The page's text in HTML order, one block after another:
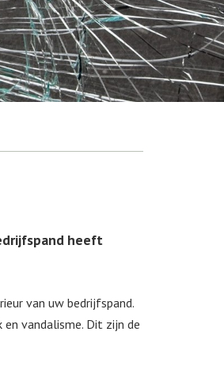
heeft
van uw bedrijfspand.
vandalisme. Dit zijn de